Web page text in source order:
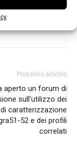
Prossimo articolo
aperto un forum di
sull’utilizzo dei
caratterizzazione
52 e dei profili
correlati